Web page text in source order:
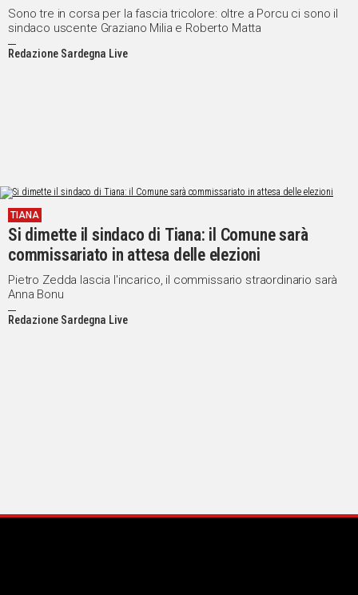
Sono tre in corsa per la fascia tricolore: oltre a Porcu ci sono il
sindaco uscente Graziano Milia e Roberto Matta
Redazione Sardegna Live
TIANA
Si dimette il sindaco di Tiana: il Comune sarà
commissariato in attesa delle elezioni
Pietro Zedda lascia l'incarico, il commissario straordinario sarà
Anna Bonu
Redazione Sardegna Live